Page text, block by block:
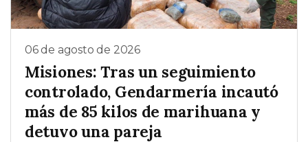
06 de agosto de 2026
Misiones: Tras un seguimiento
controlado, Gendarmería incautó
más de 85 kilos de marihuana y
detuvo una pareja